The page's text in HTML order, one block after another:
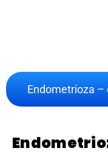
Endometrioza –